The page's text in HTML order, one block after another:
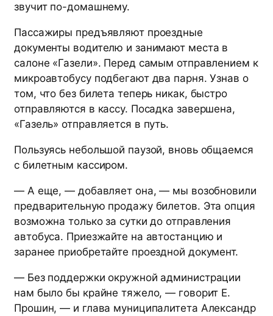
звучит по-домашнему.
Пассажиры предъявляют проездные
документы водителю и занимают места в
салоне «Газели». Перед самым отправлением к
микроавтобусу подбегают два парня. Узнав о
том, что без билета теперь никак, быстро
отправляются в кассу. Посадка завершена,
«Газель» отправляется в путь.
Пользуясь небольшой паузой, вновь общаемся
с билетным кассиром.
— А еще, — добавляет она, — мы возобновили
предварительную продажу билетов. Эта опция
возможна только за сутки до отправления
автобуса. Приезжайте на автостанцию и
заранее приобретайте проездной документ.
— Без поддержки окружной администрации
нам было бы крайне тяжело, — говорит Е.
Прошин, — и глава муниципалитета Александр